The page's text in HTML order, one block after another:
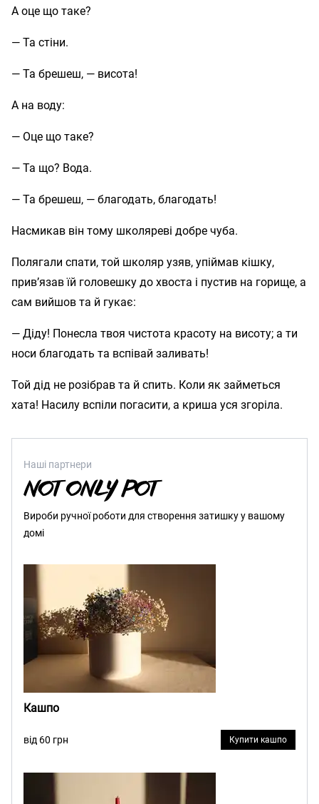
А оце що таке?
— Та стіни.
— Та брешеш, — висота!
А на воду:
— Оце що таке?
— Та що? Вода.
— Та брешеш, — благодать, благодать!
Насмикав він тому школяреві добре чуба.
Полягали спати, той школяр узяв, упіймав кішку,
прив’язав їй головешку до хвоста і пустив на горище, а
сам вийшов та й гукає:
— Діду! Понесла твоя чистота красоту на висоту; а ти
носи благодать та вспівай заливать!
Той дід не розібрав та й спить. Коли як займеться
хата! Насилу вспіли погасити, а криша уся згоріла.
Наші партнери
Вироби ручної роботи для створення затишку у вашому
домі
Кашпо
від 60 грн Купити кашпо